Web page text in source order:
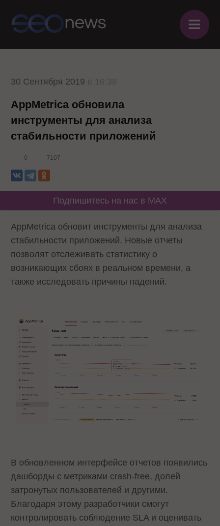
≡
30 Сентября 2019
AppMetrica обновила
инструменты для анализа
стабильности приложений
0 7107
Подпишитесь на нас в MAX
AppMetrica обновит инструменты для анализа
стабильности приложений. Новые отчеты
позволят отслеживать статистику о
возникающих сбоях в реальном времени, а
также исследовать причины падений.
В обновленном интерфейсе отчетов появились
дашборды с метриками crash-free, долей
затронутых пользователей и другими.
Благодаря этому разработчики смогут
контролировать соблюдение SLA и оценивать